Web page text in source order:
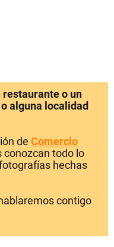
restaurante o un
alguna localidad
de Comercio
conozcan todo lo
hechas
contigo